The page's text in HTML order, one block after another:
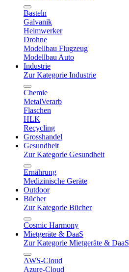
Basteln
Galvanik
Heimwerker
Drohne
Modellbau Flugzeug
Modellbau Auto
Industrie
Zur Kategorie Industrie
Chemie
MetalVerarb
Flaschen
HLK
Recycling
Grosshandel
Gesundheit
Zur Kategorie Gesundheit
Ernährung
Medizinische Geräte
Outdoor
Bücher
Zur Kategorie Bücher
Cosmic Harmony
Mietgeräte & DaaS
Zur Kategorie Mietgeräte & DaaS
AWS-Cloud
Azure-Cloud